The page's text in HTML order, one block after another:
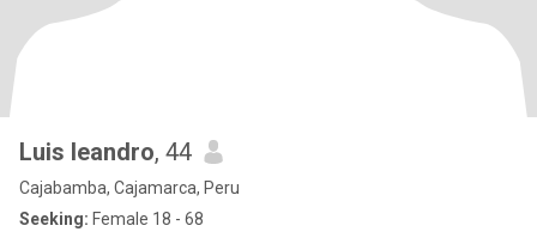
Luis leandro, 44
Cajabamba, Cajamarca, Peru
Seeking: Female 18 - 68